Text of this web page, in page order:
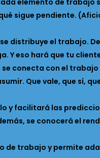
elemento de trabajo
sigue pendiente.
distribuye el trabajo.
Y eso hará que tu
se conecta con el
Que vale, que sí,
y facilitará las
se conocerá el
de trabajo y permite